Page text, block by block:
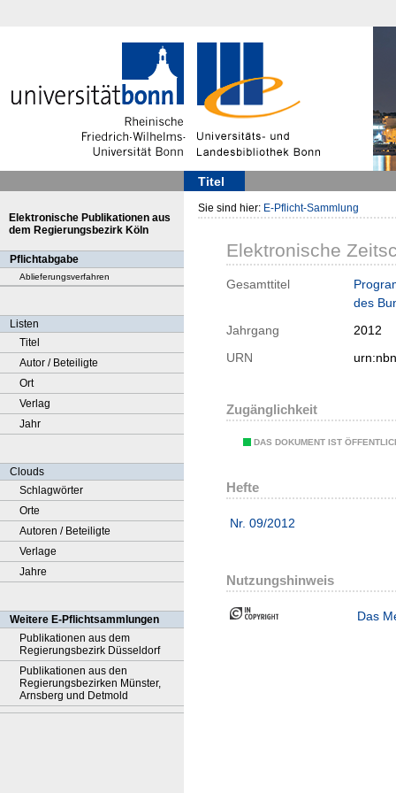
Titel
Elektronische Publikationen aus
dem Regierungsbezirk Köln
Pflichtabgabe
Ablieferungsverfahren
Listen
Titel
Autor / Beteiligte
Ort
Verlag
Jahr
Clouds
Schlagwörter
Orte
Autoren / Beteiligte
Verlage
Jahre
Weitere E-Pflichtsammlungen
Publikationen aus dem
Regierungsbezirk Düsseldorf
Publikationen aus den
Regierungsbezirken Münster,
Arnsberg und Detmold
Sie sind hier: E-Pflicht-Sammlung
Elektronische
Gesamttitel
des
Jahrgang
2012
URN
Zugänglichkeit
DAS DOKUMENT IST
Hefte
Nr. 09/2012
Nutzungshinweis
Das